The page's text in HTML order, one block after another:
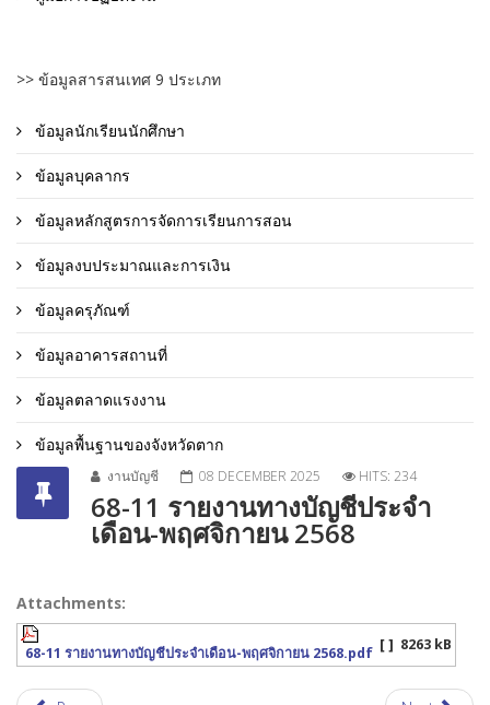
>> ข้อมูลสารสนเทศ 9 ประเภท
ข้อมูลนักเรียนนักศึกษา
ข้อมูลบุคลากร
ข้อมูลหลักสูตรการจัดการเรียนการสอน
ข้อมูลงบประมาณและการเงิน
ข้อมูลครุภัณฑ์
ข้อมูลอาคารสถานที่
ข้อมูลตลาดแรงงาน
ข้อมูลพื้นฐานของจังหวัดตาก
งานบัญชี 08 DECEMBER 2025 HITS: 234
68-11 รายงานทางบัญชีประจำ
เดือน-พฤศจิกายน 2568
Attachments:
68-11 รายงานทางบัญชีประจำเดือน-พฤศจิกายน 2568.pdf [ ] 8263 kB